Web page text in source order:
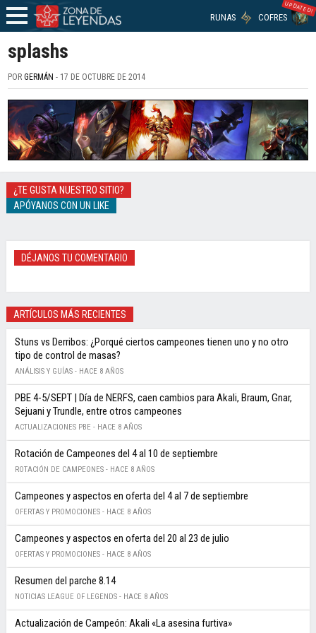
RUNAS COFRES
UPDATED!
splashs
PORGERMÁN - 17 DE OCTUBRE DE 2014
¿TE GUSTA NUESTRO SITIO?
APÓYANOS CON UN LIKE
DÉJANOS TU COMENTARIO
ARTÍCULOS MÁS RECIENTES
Stuns vs Derribos: ¿Porqué ciertos campeones tienen uno y no otro
tipo de control de masas?
ANÁLISIS Y GUÍAS - HACE 8 AÑOS
PBE 4-5/SEPT | Día de NERFS, caen cambios para Akali, Braum, Gnar,
Sejuani y Trundle, entre otros campeones
ACTUALIZACIONES PBE - HACE 8 AÑOS
Rotación de Campeones del 4 al 10 de septiembre
ROTACIÓN DE CAMPEONES - HACE 8 AÑOS
Campeones y aspectos en oferta del 4 al 7 de septiembre
OFERTAS Y PROMOCIONES - HACE 8 AÑOS
Campeones y aspectos en oferta del 20 al 23 de julio
OFERTAS Y PROMOCIONES - HACE 8 AÑOS
Resumen del parche 8.14
NOTICIAS LEAGUE OF LEGENDS - HACE 8 AÑOS
Actualización de Campeón: Akali «La asesina furtiva»